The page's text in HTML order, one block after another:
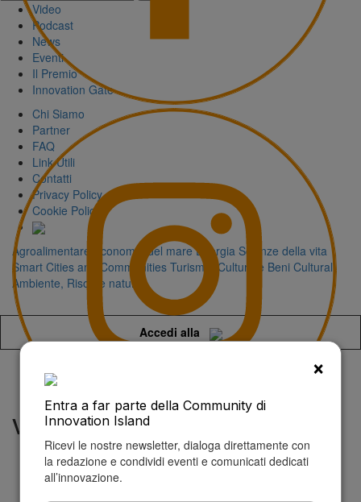
Video
Podcast
News
Eventi
Il Premio
Innovation Gate
Chi Siamo
Partner
FAQ
Link Utili
Contatti
Privacy Policy
Cookie Policy
Agroalimentare Economia del mare Energia Scienze della vita
Smart Cities and Communities Turismo, Cultura e Beni Culturali
Ambiente, Risorse naturali
Accedi alla
valentina rossi
×
Entra a far parte della Community di
Innovation Island
Ricevi le nostre newsletter, dialoga direttamente con
la redazione e condividi eventi e comunicati dedicati
all’innovazione.